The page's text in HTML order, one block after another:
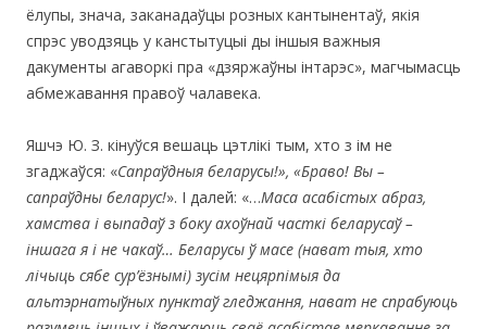
ёлупы, знача, заканадаўцы розных кантынентаў, якія
спрэс уводзяць у канстытуцыі ды іншыя важныя
дакументы агаворкі пра «дзяржаўны інтарэс», магчымасць
абмежавання правоў чалавека.
Яшчэ Ю. З. кінуўся вешаць цэтлікі тым, хто з ім не
згаджаўся: «Сапраўдныя беларусы!», «Браво! Вы –
сапраўдны беларус!». І далей: «…Маса асабістых абраз,
хамства і выпадаў з боку ахоўнай часткі беларусаў –
іншага я і не чакаў… Беларусы ў масе (нават тыя, хто
лічыць сябе сур’ёзнымі) зусім нецярпімыя да
альтэрнатыўных пунктаў гледжання, нават не спрабуюць